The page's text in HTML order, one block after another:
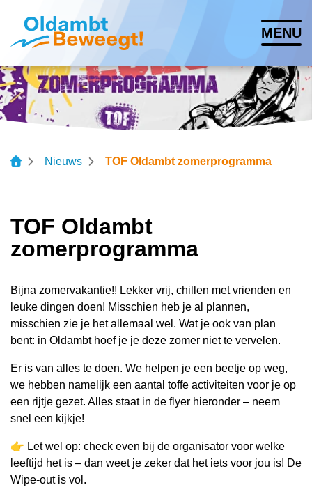
Navigatie
overslaan
Lettergrootte vergroten
Lettergrootte verkleinen
Hoog contrast
MENU
Nieuws TOF Oldambt zomerprogramma
TOF Oldambt
zomerprogramma
Bijna zomervakantie!! Lekker vrij, chillen met vrienden en
leuke dingen doen! Misschien heb je al plannen,
misschien zie je het allemaal wel. Wat je ook van plan
bent: in Oldambt hoef je je deze zomer niet te vervelen.
Er is van alles te doen. We helpen je een beetje op weg,
we hebben namelijk een aantal toffe activiteiten voor je op
een rijtje gezet. Alles staat in de flyer hieronder – neem
snel een kijkje!
👉 Let wel op: check even bij de organisator voor welke
leeftijd het is – dan weet je zeker dat het iets voor jou is! De
Wipe-out is vol.